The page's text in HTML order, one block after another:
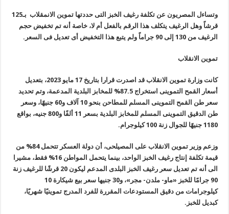
وتساءل المصريون عن تكلفة رغيف الخبز التى حددتها تموين الانمقلاب بـ125
قرشاً وهل الرغيف يتكلف هذا الرقم بالفعل أم لا، خاصة أنه تم تخفيض حجم
الرغيف من 130 إلى 90 جراماً ولم يتبع هذا التخفيض أى تعديل فى السعر.
تموين الانقلاب
كانت وزارة تموين الانقلاب قد اصدرت قرارا بتاريخ 17 مايو 2023، بتعديل
أسعار القمح التموينى استخراج 87.5% للمخابز البلدية المدعمة، وتم تحديد
سعر طن القمح التموينى المسلم للمطاحن بنحو 10 آلاف و60 جنيهًا، وسعر
طن الدقيق التموينى المسلم للمخابز البلدية بسعر 11 ألفًا و800 جنيه، بواقع
1180 جنيهًا للجوال زنة 100 كيلوجرام.
وزعم وزير تموين الانقلاب على المصيلحى، أن دولة العسكر تتحمل 84% من
قيمة تكلفة إنتاج رغيف الخبز الواحد، بينما يتحمل المواطن 16% فقط، مشيرا
الى أنه تم تعديل سعر رغيف الخبز البلدى المدعم ليكون 20 قرشًا للرغيف زنة
90 جرامًا للخبز «ماو- ملدن- مجر»، و30 جنيها سعر بيع شيكارة 10
كيلوجرامات من دقيق المستودعات المقررة للفرد المدرج تموينيًا شهريًا،
كبديل للخبز.